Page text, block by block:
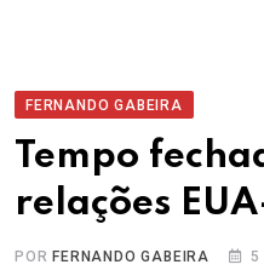
FERNANDO GABEIRA
Tempo
relações
POR FERNANDO GABEIRA
5